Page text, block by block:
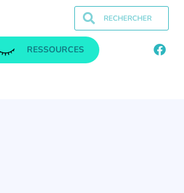
RESSOURCES